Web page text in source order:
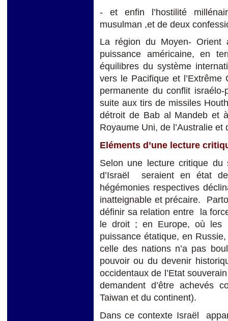
- et enfin l’hostilité
musulman ,et de deux
La région du Moyen-
puissance américaine, en
équilibres du système
vers le Pacifique et l’Extrême
permanente du conflit
suite aux tirs de missiles
détroit de Bab al Mandeb et
Royaume Uni, de l’Australie et
Eléments d’une lecture
Selon une lecture critique du
d’Israël seraient en état
hégémonies respectives
inatteignable et précaire.
définir sa relation entre la
le droit ; en Europe, où les
puissance étatique, en
celle des nations n’a pas
pouvoir ou du devenir
occidentaux de l’Etat
demandent d’être achevés
Taiwan et du continent).
Dans ce contexte Israël